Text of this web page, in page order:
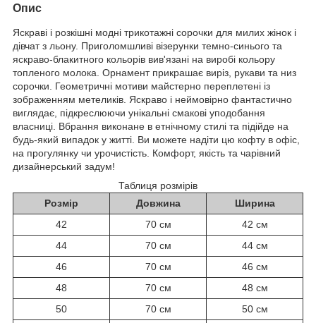
Опис
Яскраві і розкішні модні трикотажні сорочки для милих жінок і
дівчат з льону. Приголомшливі візерунки темно-синього та
яскраво-блакитного кольорів вив'язані на виробі кольору
топленого молока. Орнамент прикрашає виріз, рукави та низ
сорочки. Геометричні мотиви майстерно переплетені із
зображенням метеликів. Яскраво і неймовірно фантастично
виглядає, підкреслюючи унікальні смакові уподобання
власниці. Вбрання виконане в етнічному стилі та підійде на
будь-який випадок у житті. Ви можете надіти цю кофту в офіс,
на прогулянку чи урочистість. Комфорт, якість та чарівний
дизайнерський задум!
Таблиця розмірів
Розмір
Довжина
Ширина
42
70 см
42 см
44
70 см
44 см
46
70 см
46 см
48
70 см
48 см
50
70 см
50 см